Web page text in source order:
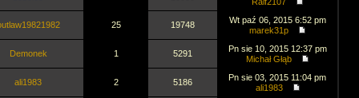
25 19748
Wt paź 06, 2015 6:52 pm
marek31p
Demonek 1 5291
Pn sie 10, 2015 12:37 pm
Michał Głąb
ali1983 2 5186
Pn sie 03, 2015 11:04 pm
ali1983